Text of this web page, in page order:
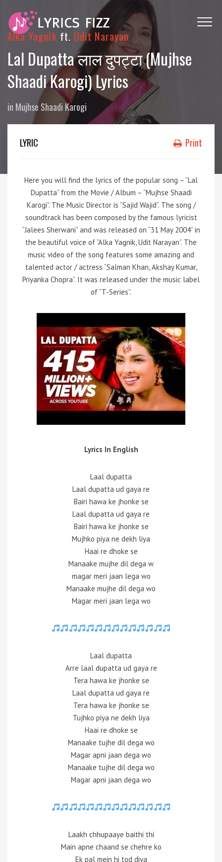
Alka Yagnik ft. Udit Narayan
Lal Dupatta लाल दुपट्टा (Mujhse
Shaadi Karogi) Lyrics
in Mujhse Shaadi Karogi
LYRIC Print
Here you will find the lyrics of the popular song – “Lal
Dupatta” from the Movie / Album – “Mujhse Shaadi
Karogi”. The Music Director is “Sajid Wajid”. The song /
soundtrack has been composed by the famous lyricist
“Jalees Sherwani” and was released on “31 May 2004” in
the beautiful voice of “Alka Yagnik, Udit Narayan”. The
music video of the song features some amazing and
talented actor / actress “Salman Khan, Akshay Kumar,
Priyanka Chopra”. It was released under the music label
of “T-Series”.
Lyrics In English
Laal dupatta
Laal dupatta ud gaya re
Bairi hawa ke jhonke se
Laal dupatta ud gaya re
Bairi hawa ke jhonke se
Mujhko piya ne dekh liya
Haai re dhoke se
Manaake mujhe dil dega w
magar meri jaan lega wo
Manaake mujhe dil dega wo
Magar meri jaan lega wo
Laal dupatta
Arre laal dupatta ud gaya re
Tera hawa ke jhonke se
Laal dupatta ud gaya re
Tera hawa ke jhonke se
Tujhko piya ne dekh liya
Haai re dhoke se
Manaake tujhe dil dega wo
Magar apni jaan dega wo
Manaake tujhe dil dega wo
Magar apni jaan dega wo
Laakh chhupaaye baithi thi
Main apne chaand se chehre ko
Ek pal mein hi tod diya